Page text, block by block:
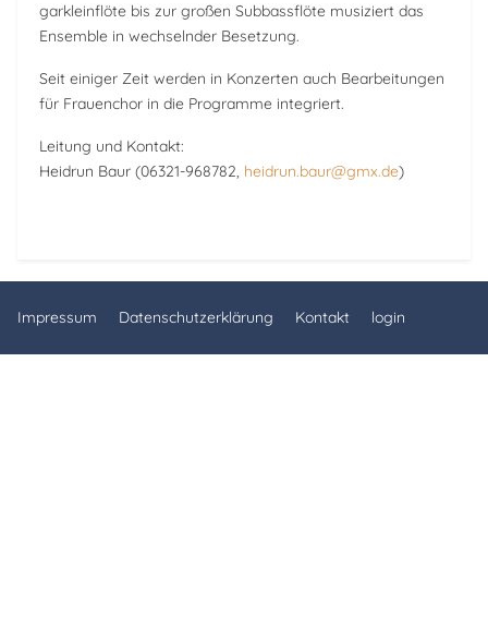
garkleinflöte bis zur großen Subbassflöte musiziert das
Ensemble in wechselnder Besetzung.
Seit einiger Zeit werden in Konzerten auch Bearbeitungen
für Frauenchor in die Programme integriert.
Leitung und Kontakt:
Heidrun Baur (06321-968782, heidrun.baur@gmx.de)
Impressum Datenschutzerklärung Kontakt login